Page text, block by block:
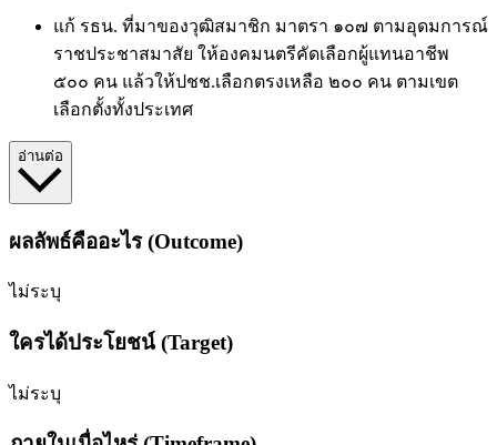
แก้ รธน. ที่มาของวุฒิสมาชิก มาตรา ๑๐๗ ตามอุดมการณ์
ราชประชาสมาสัย ให้องคมนตรีคัดเลือกผู้แทนอาชีพ
๕๐๐ คน แล้วให้ปชช.เลือกตรงเหลือ ๒๐๐ คน ตามเขต
เลือกตั้งทั้งประเทศ
อ่านต่อ
ผลลัพธ์คืออะไร (Outcome)
ไม่ระบุ
ใครได้ประโยชน์ (Target)
ไม่ระบุ